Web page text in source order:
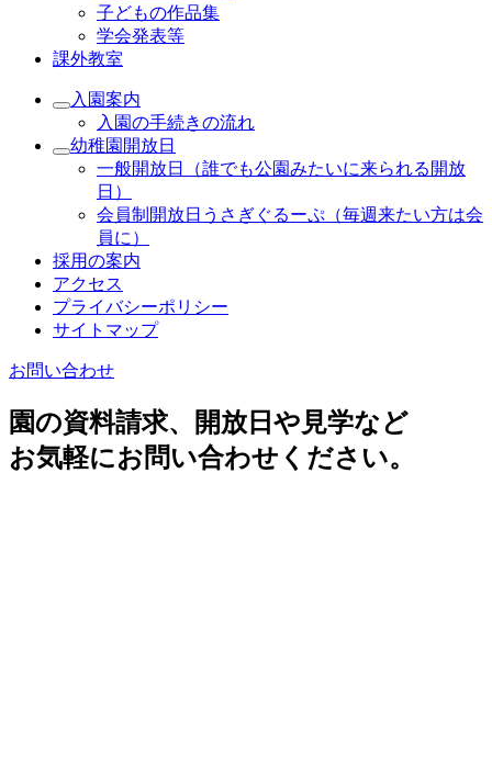
子どもの作品集
学会発表等
課外教室
入園案内
入園の手続きの流れ
幼稚園開放日
一般開放日（誰でも公園みたいに来られる開放
日）
会員制開放日うさぎぐるーぷ（毎週来たい方は会
員に）
採用の案内
アクセス
プライバシーポリシー
サイトマップ
お問い合わせ
園の資料請求、開放日や見学など
お気軽にお問い合わせください。